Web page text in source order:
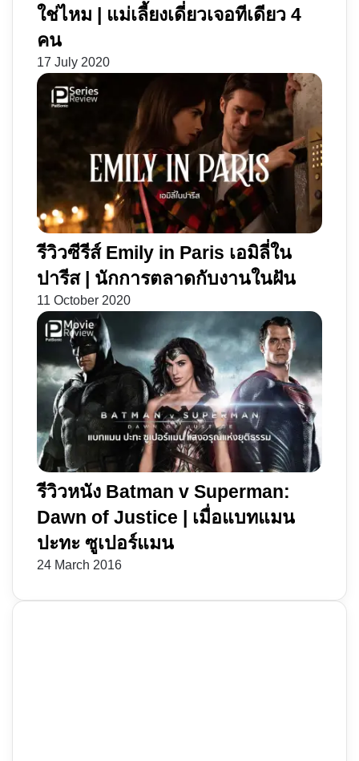
ใช่ไหม | แม่เลี้ยงเดี่ยวเจอทีเดียว 4
คน
17 July 2020
รีวิวซีรีส์ Emily in Paris เอมิลี่ใน
ปารีส | นักการตลาดกับงานในฝัน
11 October 2020
รีวิวหนัง Batman v Superman:
Dawn of Justice | เมื่อแบทแมน
ปะทะ ซูเปอร์แมน
24 March 2016